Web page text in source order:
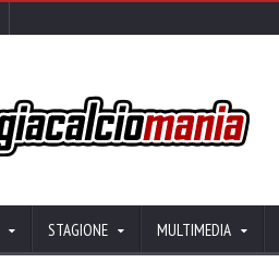
STAGIONE MULTIMEDIA